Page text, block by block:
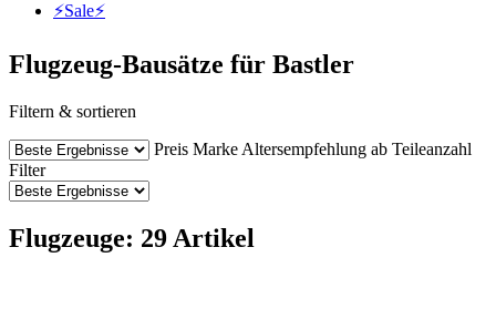
⚡️Sale⚡️
Flugzeug-Bausätze für Bastler
Filtern & sortieren
Preis Marke Altersempfehlung ab Teileanzahl
Filter
Flugzeuge: 29 Artikel